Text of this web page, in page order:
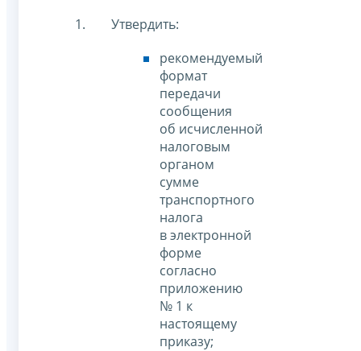
Утвердить:
рекомендуемый
формат
передачи
сообщения
об исчисленной
налоговым
органом
сумме
транспортного
налога
в электронной
форме
согласно
приложению
№ 1 к
настоящему
приказу;